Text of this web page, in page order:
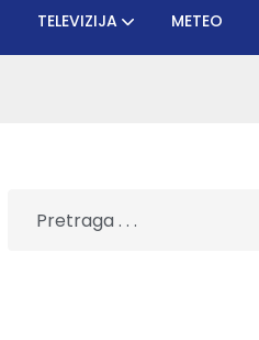
TELEVIZIJA METEO